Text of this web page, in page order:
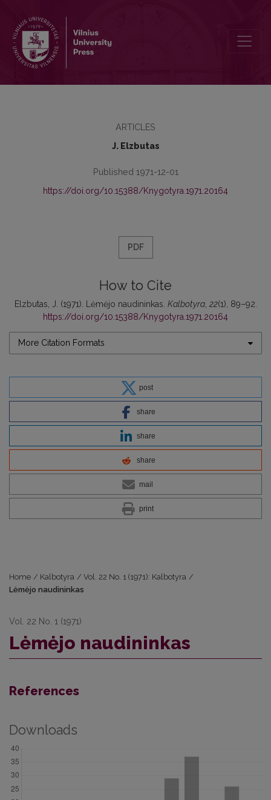
ARTICLES
J. Elzbutas
Published 1971-12-01
https://doi.org/10.15388/Knygotyra.1971.20164
PDF
How to Cite
Elzbutas, J. (1971). Lėmėjo naudininkas. Kalbotyra, 22(1), 89–92.
https://doi.org/10.15388/Knygotyra.1971.20164
More Citation Formats
post
share
share
share
mail
print
Home / Kalbotyra / Vol. 22 No. 1 (1971): Kalbotyra /
Lėmėjo naudininkas
Vol. 22 No. 1 (1971)
Lėmėjo naudininkas
References
Downloads